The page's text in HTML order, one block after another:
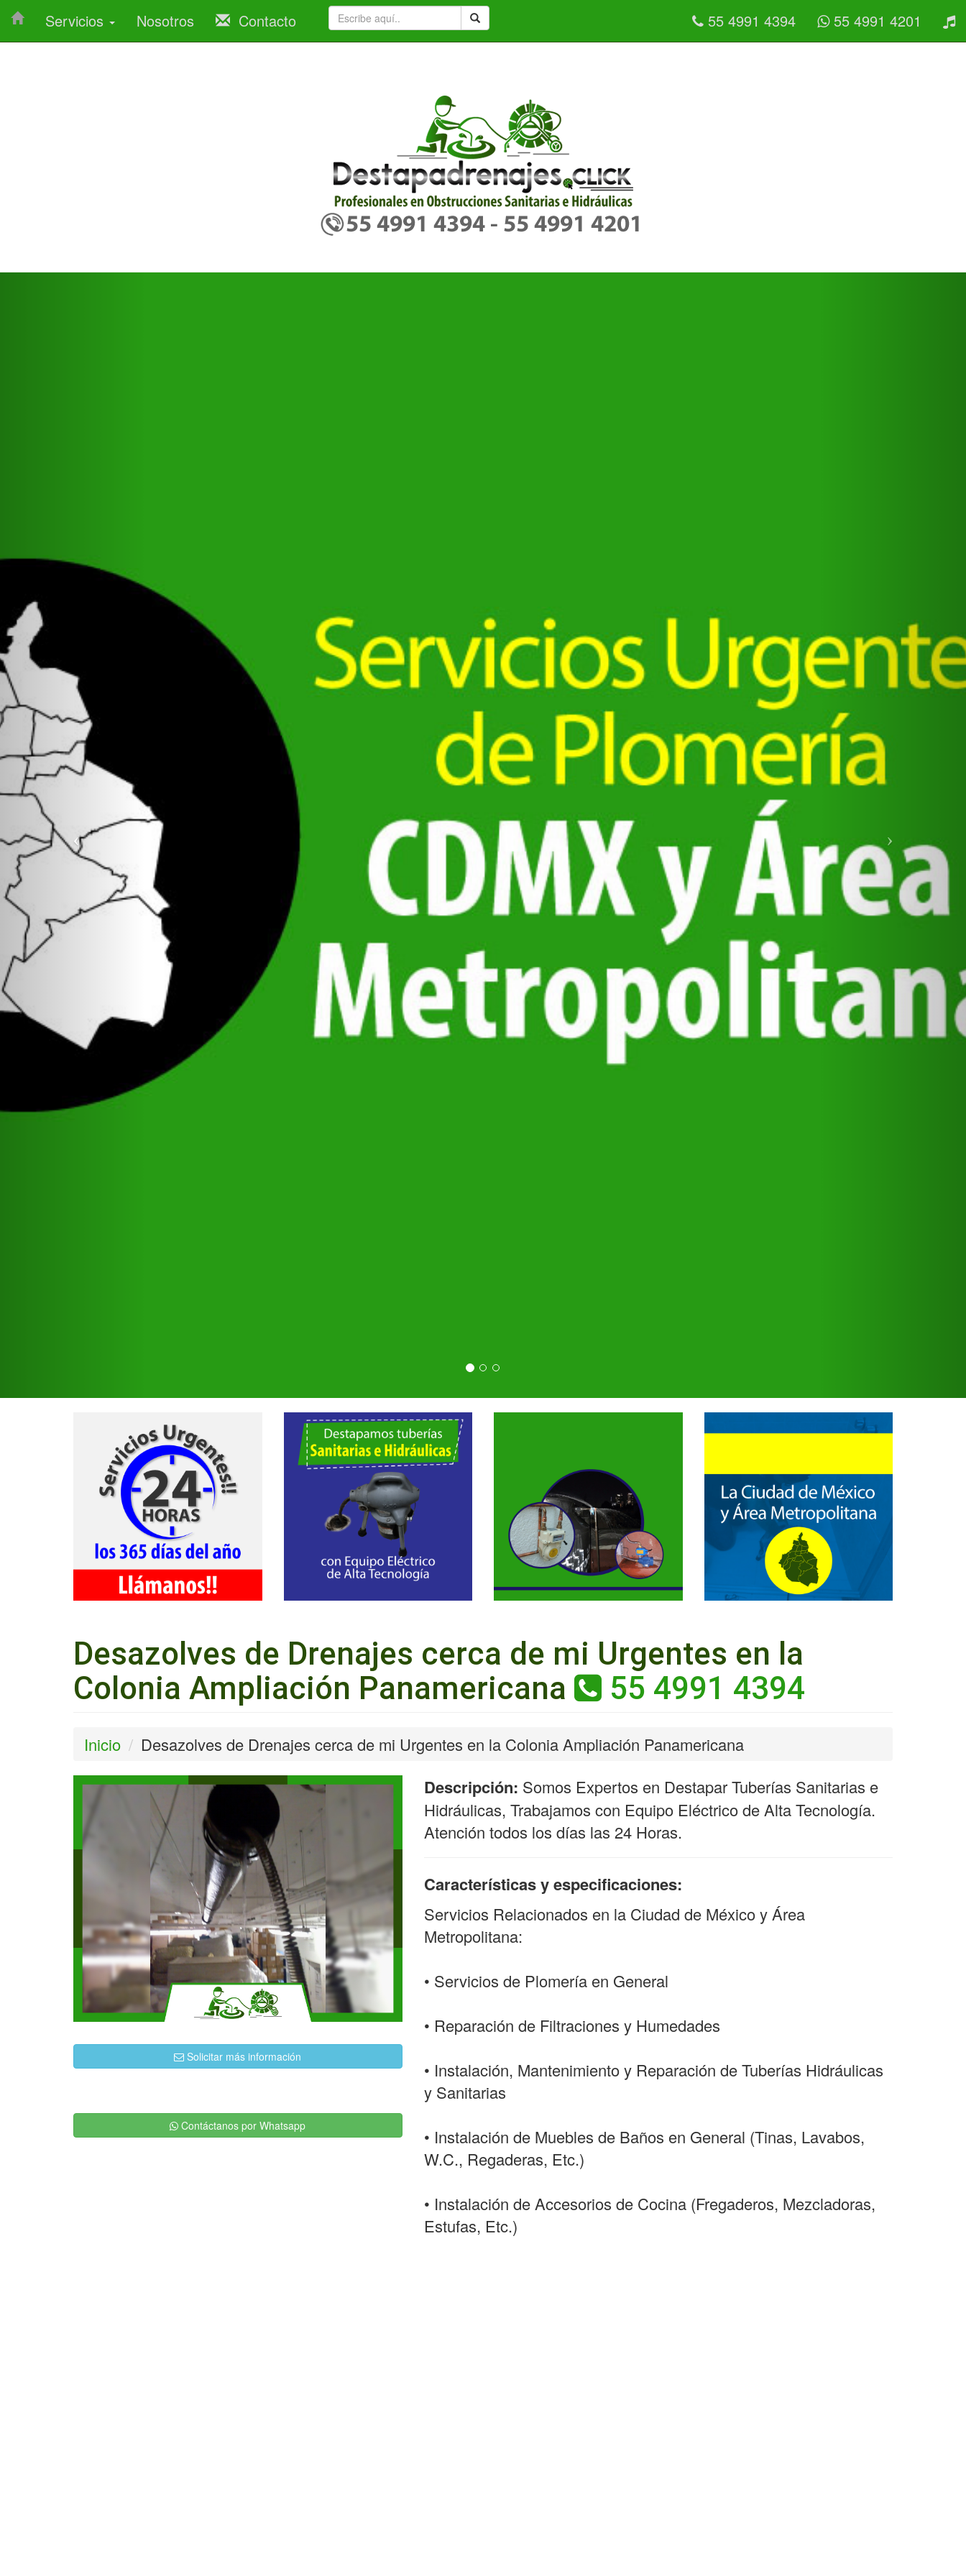
Servicios Nosotros Contacto 55 4991 4394 55 4991 4201
Desazolves de Drenajes cerca de mi Urgentes en la
Colonia Ampliación Panamericana
55 4991 4394
Inicio Desazolves de Drenajes cerca de mi Urgentes en la Colonia Ampliación Panamericana
Solicitar más información
Contáctanos por Whatsapp
Descripción: Somos Expertos en Destapar Tuberías Sanitarias e
Hidráulicas, Trabajamos con Equipo Eléctrico de Alta Tecnología.
Atención todos los días las 24 Horas.
Características y especificaciones:
Servicios Relacionados en la Ciudad de México y Área
Metropolitana:
• Servicios de Plomería en General
• Reparación de Filtraciones y Humedades
• Instalación, Mantenimiento y Reparación de Tuberías Hidráulicas
y Sanitarias
• Instalación de Muebles de Baños en General (Tinas, Lavabos,
W.C., Regaderas, Etc.)
• Instalación de Accesorios de Cocina (Fregaderos, Mezcladoras,
Estufas, Etc.)